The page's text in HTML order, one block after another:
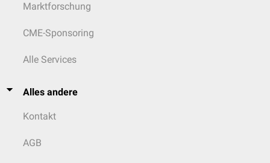
Marktforschung
CME-Sponsoring
Alle Services
Alles andere
Kontakt
AGB